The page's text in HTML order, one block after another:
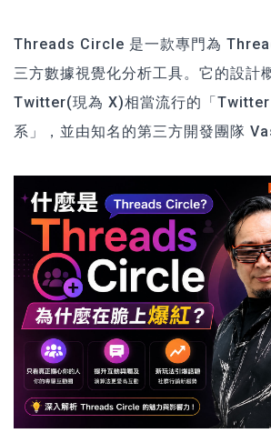
Threads Circle 是一款專門為
三方數據視覺化分析工具。它的設計
Twitter(現為 X)相當流行的「
系」，並由知名的第三方開發團隊